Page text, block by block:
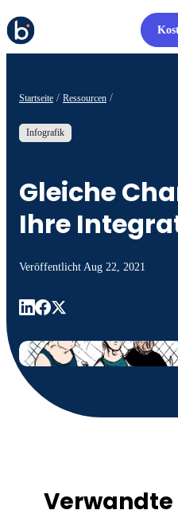
Startseite Ressourcen
Infografik
Gleiche
Ihre
Veröffentlicht Aug 22, 2021
Verwandte